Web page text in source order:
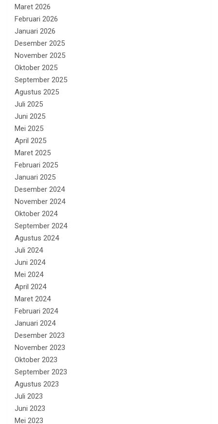
Maret 2026
Februari 2026
Januari 2026
Desember 2025
November 2025
Oktober 2025
September 2025
Agustus 2025
Juli 2025
Juni 2025
Mei 2025
April 2025
Maret 2025
Februari 2025
Januari 2025
Desember 2024
November 2024
Oktober 2024
September 2024
Agustus 2024
Juli 2024
Juni 2024
Mei 2024
April 2024
Maret 2024
Februari 2024
Januari 2024
Desember 2023
November 2023
Oktober 2023
September 2023
Agustus 2023
Juli 2023
Juni 2023
Mei 2023